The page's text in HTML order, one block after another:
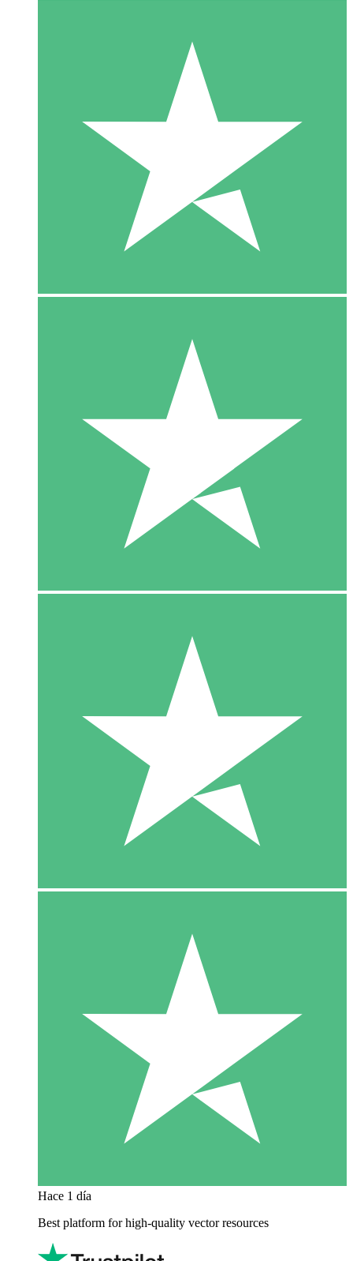
Hace 1 día
Best platform for high-quality vector resources